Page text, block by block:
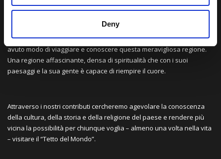
Deny
LA NOSTRA MISSION
Una comunità di appassionati della cultura tibetana che hanno
avuto modo di viaggiare e conoscere questa meravigliosa regione.
Una regione affascinante, densa di spiritualità che con i suoi
paesaggi e la sua gente è capace di riempire il cuore.
Attraverso i nostri contributi cercheremo agevolare la conoscenza
della cultura, della storia e della religione del paese e rendere più
vicina la possibilità per chiunque voglia – almeno una volta nella vita
– visitare il “Tetto del Mondo”.